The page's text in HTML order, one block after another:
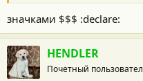
значками $$$ :declare:
HENDLER
Почетный